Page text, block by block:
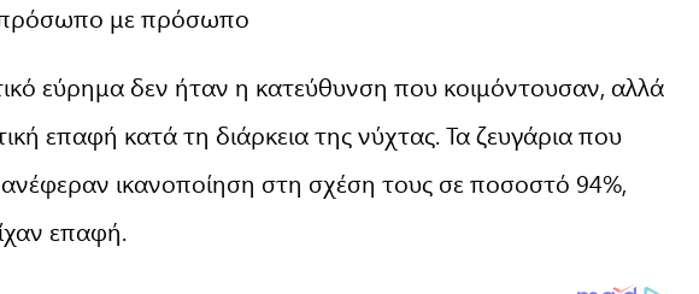
με πρόσωπο
εύρημα δεν ήταν η κατεύθυνση που κοιμόντουσαν, αλλά
επαφή κατά τη διάρκεια της νύχτας. Τα ζευγάρια που
ικανοποίηση στη σχέση τους σε ποσοστό 94%,
επαφή.